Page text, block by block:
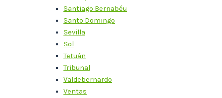
Santiago Bernabéu
Santo Domingo
Sevilla
Sol
Tetuán
Tribunal
Valdebernardo
Ventas